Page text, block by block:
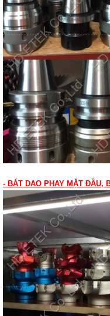
- BÁT DAO PHAY MẶT ĐẦU,